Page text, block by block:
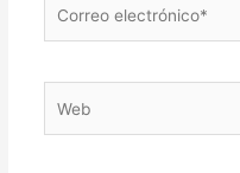
electrónico*